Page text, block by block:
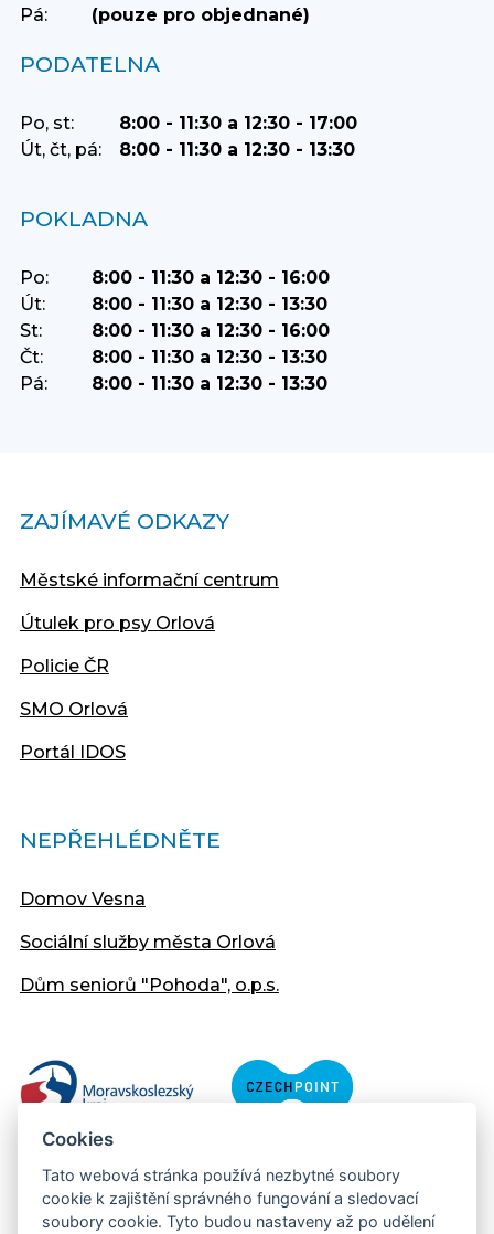
Pá:
(pouze pro objednané)
PODATELNA
Po, st:
8:00 - 11:30 a 12:30 - 17:00
Út, čt, pá:
8:00 - 11:30 a 12:30 - 13:30
POKLADNA
Po:
8:00 - 11:30 a 12:30 - 16:00
Út:
8:00 - 11:30 a 12:30 - 13:30
St:
8:00 - 11:30 a 12:30 - 16:00
Čt:
8:00 - 11:30 a 12:30 - 13:30
Pá:
8:00 - 11:30 a 12:30 - 13:30
ZAJÍMAVÉ ODKAZY
Městské informační centrum
Útulek pro psy Orlová
Policie ČR
SMO Orlová
Portál IDOS
NEPŘEHLÉDNĚTE
Domov Vesna
Sociální služby města Orlová
Dům seniorů "Pohoda", o.p.s.
Cookies
Tato webová stránka používá nezbytné soubory
cookie k zajištění správného fungování a sledovací
soubory cookie. Tyto budou nastaveny až po udělení